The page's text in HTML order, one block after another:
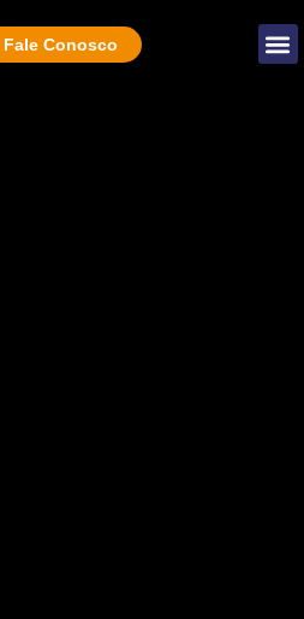
Fale Conosco